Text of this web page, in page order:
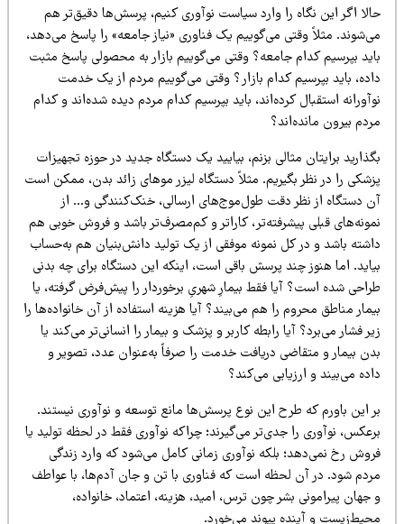
اگر این نگاه را وارد سیاست نوآوری کنیم، پرسش‌ها دقیق‌تر هم
مثلاً وقتی می‌گوییم یک فناوری «نیاز جامعه» را پاسخ می‌دهد،
بپرسیم کدام جامعه؟ وقتی می‌گوییم بازار به محصولی پاسخ مثبت
باید بپرسیم کدام بازار؟ وقتی می‌گوییم مردم از یک خدمت
استقبال کرده‌اند، باید بپرسیم کدام مردم دیده شده‌اند و کدام
بیرون مانده‌اند؟
برایتان مثالی بزنم، بیایید یک دستگاه جدید در حوزه تجهیزات
را در نظر بگیریم. مثلاً دستگاه لیزر موهای زائد بدن، ممکن است
دستگاه از نظر دقت طول‌موج‌های ارسالی، خنک‌کنندگی و… از
قبلی پیشرفته‌تر، کاراتر و کم‌مصرف‌تر باشد و فروش خوبی هم
باشد و در کل نمونه موفقی از یک تولید دانش‌بنیان هم به‌حساب
اما هنوز چند پرسش باقی است، اینکه این دستگاه برای چه بدنی
شده است؟ آیا فقط بیمارِ شهریِ برخوردار را پیش‌فرض گرفته، یا
مناطق محروم را هم می‌بیند؟ آیا هزینه استفاده از آن خانواده‌ها را
فشار می‌برد؟ آیا رابطه کاربر و پزشک و بیمار را انسانی‌تر می‌کند یا
بیمار و متقاضی دریافت خدمت را صرفاً به‌عنوان عدد، تصویر و
می‌بیند و ارزیابی می‌کند؟
این باورم که طرح این نوع پرسش‌ها مانع توسعه و نوآوری نیستند.
نوآوری را جدی‌تر می‌گیرند؛ چراکه نوآوری فقط در لحظه تولید یا
رخ نمی‌دهد؛ بلکه نوآوری زمانی کامل می‌شود که وارد زندگی
شود. در آن لحظه است که فناوری با تن و جان آدم‌ها، با عواطف
پیرامونی بشر چون ترس، امید، هزینه، اعتماد، خانواده،
و آینده پیوند می‌خورد.